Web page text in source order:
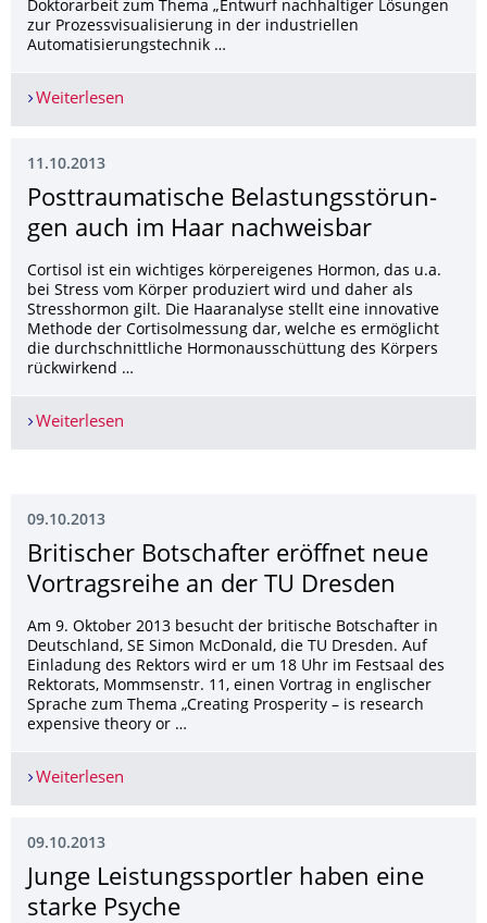
Doktorarbeit zum Thema „Entwurf nachhaltiger Lösungen
zur Prozessvisualisierung in der industriellen
Automatisierungstechnik …
Weiterlesen
11.10.2013
Posttraumatische Belastungsstörun­
gen auch im Haar nachweisbar
Cortisol ist ein wichtiges körpereigenes Hormon, das u.a.
bei Stress vom Körper produziert wird und daher als
Stresshormon gilt. Die Haaranalyse stellt eine innovative
Methode der Cortisolmessung dar, welche es ermöglicht
die durchschnittliche Hormonausschüttung des Körpers
rückwirkend …
Weiterlesen
09.10.2013
Britischer Botschafter eröffnet neue
Vortragsreihe an der TU Dresden
Am 9. Oktober 2013 besucht der britische Botschafter in
Deutschland, SE Simon McDonald, die TU Dresden. Auf
Einladung des Rektors wird er um 18 Uhr im Festsaal des
Rektorats, Mommsenstr. 11, einen Vortrag in englischer
Sprache zum Thema „Creating Prosperity – is research
expensive theory or …
Weiterlesen
09.10.2013
Junge Leistungssportler haben eine
starke Psyche